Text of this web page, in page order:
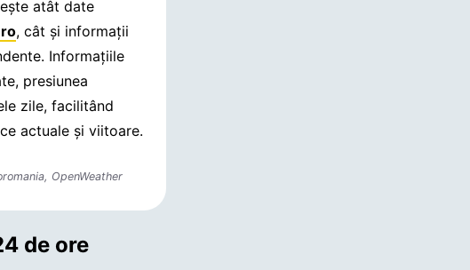
atât date
, cât și informații
Informațiile
presiunea
zile, facilitând
actuale și viitoare.
OpenWeather
de ore